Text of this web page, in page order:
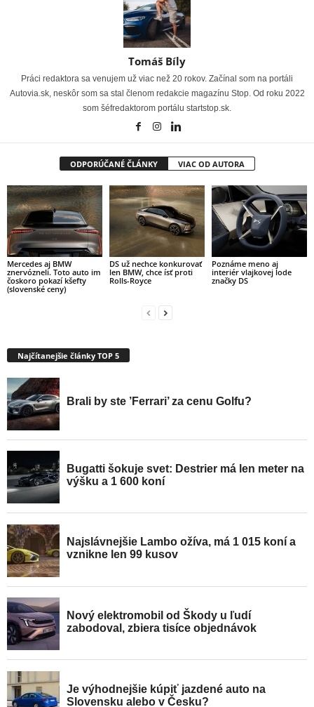
Tomáš Bíly
Práci redaktora sa venujem už viac než 20 rokov. Začínal som na portáli
Autovia.sk, neskôr som sa stal členom redakcie magazínu Stop. Od roku 2022
som šéfredaktorom portálu startstop.sk.
ODPORÚČANÉ ČLÁNKY VIAC OD AUTORA
Mercedes aj BMW
znervózneli. Toto auto im
čoskoro pokazí kšefty
(slovenské ceny)
DS už nechce konkurovať
len BMW, chce ísť proti
Rolls-Royce
Poznáme meno aj
interiér vlajkovej lode
značky DS
Najčítanejšie články TOP 5